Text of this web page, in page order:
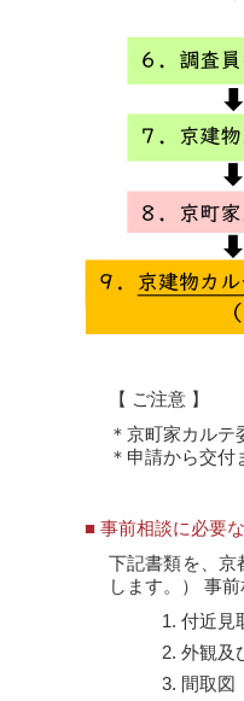
【 ご注意 】
＊京町家カル
＊申請から交付
■ 事前相談に必要
下記書類を、京
します。） 事
付近見
外観及
間取図